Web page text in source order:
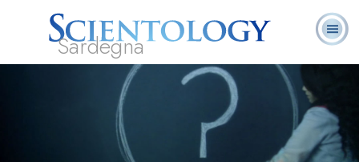
Sardegna
Che cos’è
Scientology?
Ministri
Volontari
Domande
ricorrenti